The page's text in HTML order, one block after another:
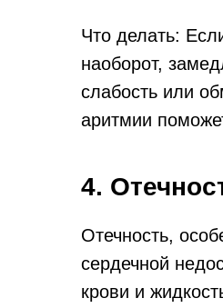
Что делать:
наоборот,
слабость или
аритмии
4.
Отечность,
сердечной
крови и